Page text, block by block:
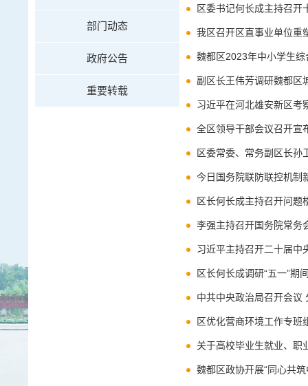
部门动态
政府公告
重要转载
区委书记何长成主持召开
我区召开区直事业单位重
魏都区2023年中小学生
副区长王伟芳调研魏都区
习近平在河北雄安新区考
全区领导干部会议召开宣
区委常委、常务副区长孙
今日国务院联防联控机制
区长何长成主持召开问题
习近平主持召开二十届中
区长何长成调研“五一”期
中共中央政治局召开会议
区优化营商环境工作专班
关于高校毕业生就业、
魏都区政协开展“同心共